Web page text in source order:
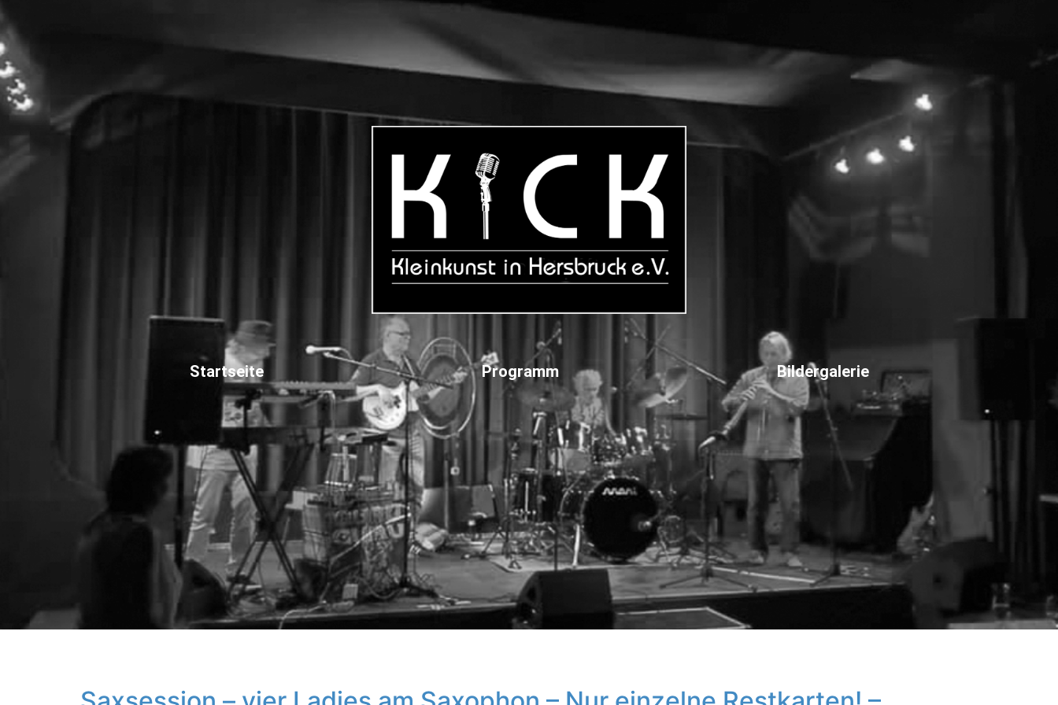
Startseite Programm Bildergalerie